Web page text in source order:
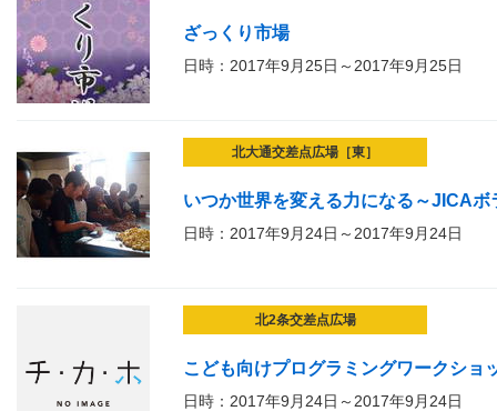
ざっくり市場
日時：2017年9月25日～2017年9月25日
北大通交差点広場［東］
いつか世界を変える力になる～JICA
日時：2017年9月24日～2017年9月24日
北2条交差点広場
こども向けプログラミングワークショ
日時：2017年9月24日～2017年9月24日